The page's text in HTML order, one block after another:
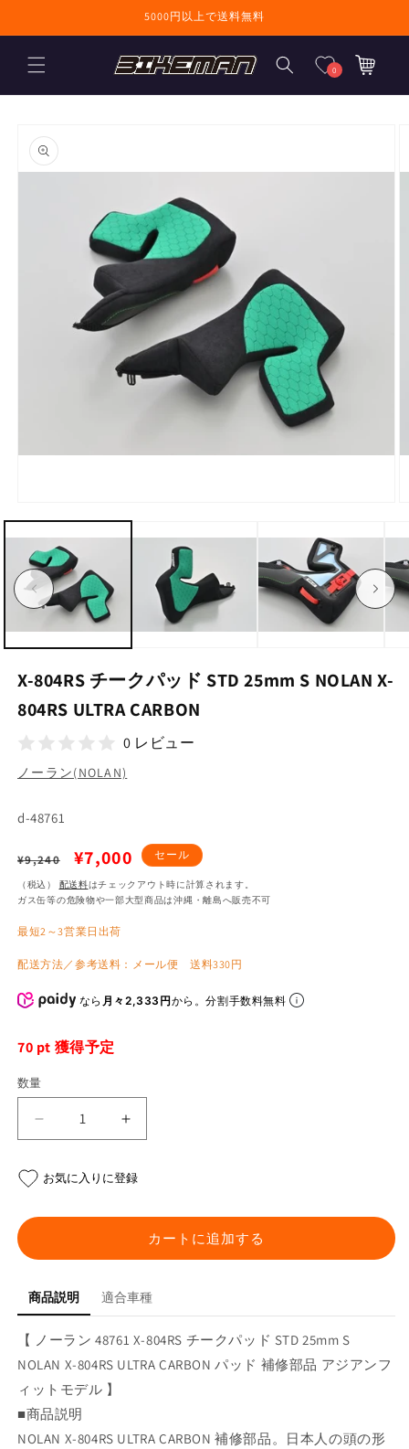
5000円以上で送料無料
0
カ
ー
ー
ダ
ル
で
メ
デ
開
く
X-804RS チークパッド STD 25mm S NOLAN X-
804RS ULTRA CARBON
0 レビュー
ノーラン(NOLAN)
SKU:
d-48761
通
常
価
格
¥9,240
セ
ー
ル
価
格
¥7,000 セール
（税込） 配送料はチェックアウト時に計算されます。
ガス缶等の危険物や一部大型商品は沖縄・離島へ販売不可
最短2～3営業日出荷
配送方法／参考送料：メール便 送料330円
なら 月々2,333円から。分割手数料無料
70 pt 獲得予定
数量
804RS
ー
STD
25mm
S
X-
804RS
ULTRA
CARBON
X-
804RS
ー
STD
25mm
S
X-
CARBON
お気に入りに登録
カートに追加する
商品説明 適合車種
【 ノーラン 48761 X-804RS チークパッド STD 25mm S
NOLAN X-804RS ULTRA CARBON パッド 補修部品 アジアンフ
ィットモデル 】
■商品説明
NOLAN X-804RS ULTRA CARBON 補修部品。日本人の頭の形